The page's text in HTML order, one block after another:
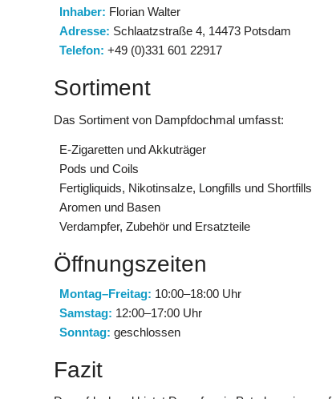
Inhaber: Florian Walter
Adresse: Schlaatzstraße 4, 14473 Potsdam
Telefon: +49 (0)331 601 22917
Sortiment
Das Sortiment von Dampfdochmal umfasst:
E-Zigaretten und Akkuträger
Pods und Coils
Fertigliquids, Nikotinsalze, Longfills und Shortfills
Aromen und Basen
Verdampfer, Zubehör und Ersatzteile
Öffnungszeiten
Montag–Freitag: 10:00–18:00 Uhr
Samstag: 12:00–17:00 Uhr
Sonntag: geschlossen
Fazit